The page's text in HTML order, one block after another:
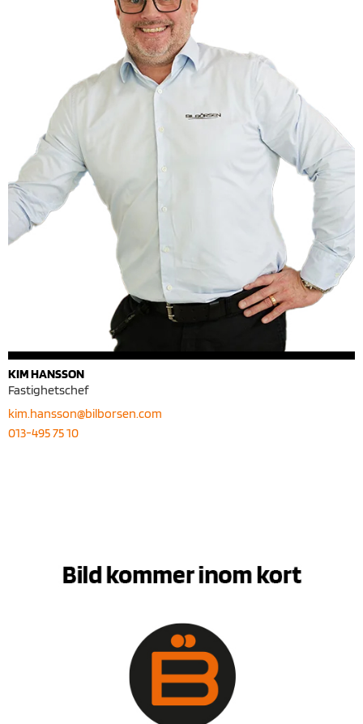
KIM HANSSON
Fastighetschef
kim.hansson@bilborsen.com
013-495 75 10